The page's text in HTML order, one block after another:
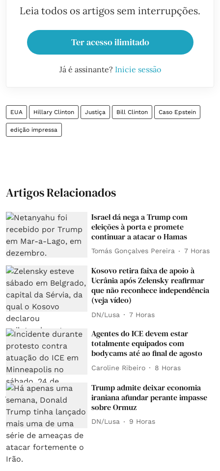
Leia todos os artigos sem interrupções.
Ter acesso ilimitado
Já é assinante? Inicie sessão
EUA Hillary Clinton Justiça Bill Clinton Caso Epstein
edição impressa
Artigos Relacionados
Israel dá nega a Trump com
eleições à porta e promete
continuar a atacar o Hamas
Tomás Gonçalves Pereira 7 Horas
Kosovo retira faixa de apoio à
Ucrânia após Zelensky reafirmar
que não reconhece independência
(veja vídeo)
DN/Lusa 7 Horas
Agentes do ICE devem estar
totalmente equipados com
bodycams até ao final de agosto
Caroline Ribeiro 8 Horas
Trump admite deixar economia
iraniana afundar perante impasse
sobre Ormuz
DN/Lusa 9 Horas